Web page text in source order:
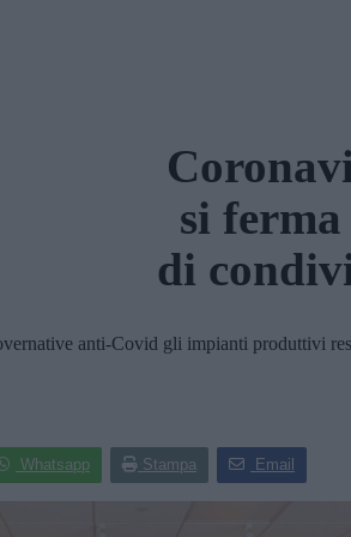
si
di
anti-Covid gli impianti produttivi
Whatsapp Stampa Email